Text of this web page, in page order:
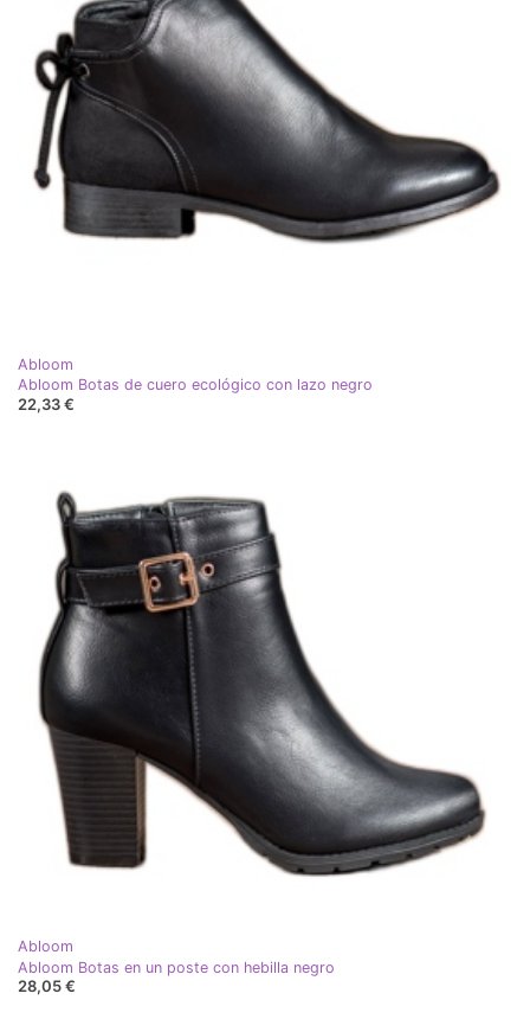
Abloom
Abloom Botas de cuero ecológico con lazo negro
22,33 €
Abloom
Abloom Botas en un poste con hebilla negro
28,05 €